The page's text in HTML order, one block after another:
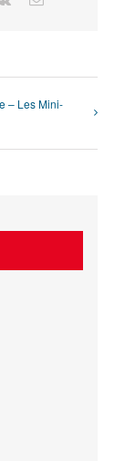
– Les Mini-